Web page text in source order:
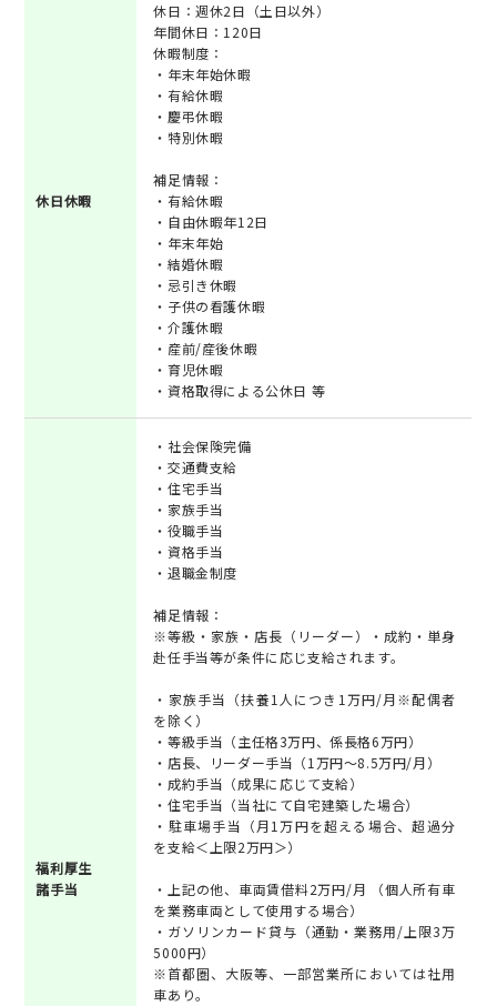
休日休暇
休日：週休2日（土日以外）
年間休日：120日
休暇制度：
・年末年始休暇
・有給休暇
・慶弔休暇
・特別休暇
補足情報：
・有給休暇
・自由休暇年12日
・年末年始
・結婚休暇
・忌引き休暇
・子供の看護休暇
・介護休暇
・産前/産後休暇
・育児休暇
・資格取得による公休日 等
福利厚生
諸手当
・社会保険完備
・交通費支給
・住宅手当
・家族手当
・役職手当
・資格手当
・退職金制度
補足情報：
※等級・家族・店長（リーダー）・成約・単身
赴任手当等が条件に応じ支給されます。
・家族手当（扶養1人につき1万円/月※配偶者
を除く）
・等級手当（主任格3万円、係長格6万円）
・店長、リーダー手当（1万円～8.5万円/月）
・成約手当（成果に応じて支給）
・住宅手当（当社にて自宅建築した場合）
・駐車場手当（月1万円を超える場合、超過分
を支給＜上限2万円＞）
・上記の他、車両賃借料2万円/月 （個人所有車
を業務車両として使用する場合）
・ガソリンカード貸与（通勤・業務用/上限3万
5000円）
※首都圏、大阪等、一部営業所においては社用
車あり。